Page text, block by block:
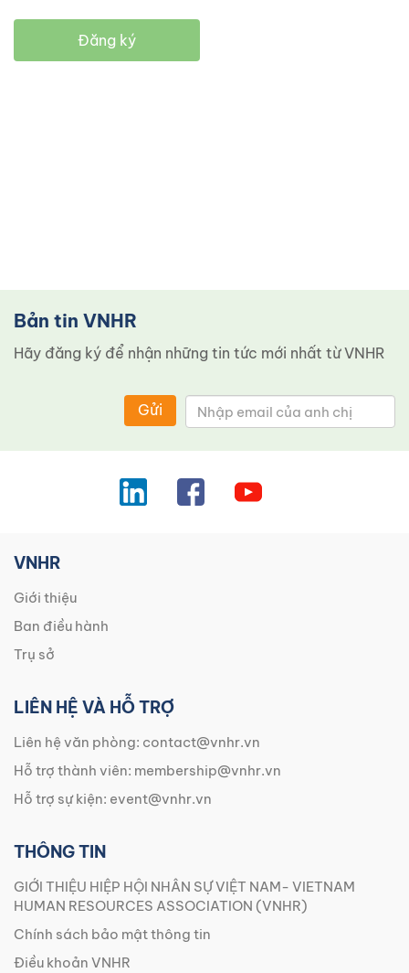
Đăng ký
Bản tin VNHR
Hãy đăng ký để nhận những tin tức mới nhất từ ​​VNHR
Gửi
VNHR
Giới thiệu
Ban điều hành
Trụ sở
LIÊN HỆ VÀ HỖ TRỢ
Liên hệ văn phòng: contact@vnhr.vn
Hỗ trợ thành viên: membership@vnhr.vn
Hỗ trợ sự kiện: event@vnhr.vn
THÔNG TIN
GIỚI THIỆU HIỆP HỘI NHÂN SỰ VIỆT NAM- VIETNAM
HUMAN RESOURCES ASSOCIATION (VNHR)
Chính sách bảo mật thông tin
Điều khoản VNHR